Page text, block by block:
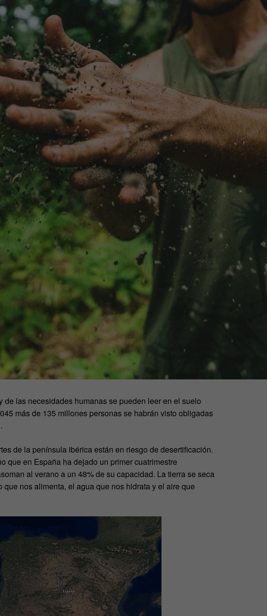
las necesidades humanas se pueden leer en el suelo
más de 135 millones personas se habrán visto obligadas
de la península ibérica están en riesgo de desertificación.
que en España ha dejado un primer cuatrimestre
al verano a un 48% de su capacidad. La tierra se seca
nos alimenta, el agua que nos hidrata y el aire que